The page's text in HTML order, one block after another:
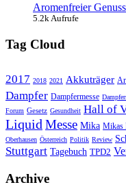
Aromenfreier
5.2k Aufrufe
Tag Cloud
2017 2018 2021 Akkuträger
Dampfer Dampfermesse
Forum Gesetz Gesundheit Hall of
LiquidMesse Mika Mikas
Oberhausen Österreich Politik Review
Stuttgart Tagebuch TPD2
Archive